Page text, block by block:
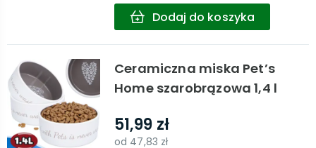
Dodaj do koszyka
Ceramiczna miska Pet’s
Home szarobrązowa 1,4 l
51,99 zł
od 47,83 zł